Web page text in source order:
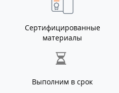
Сертифицированные
материалы
Выполним в срок